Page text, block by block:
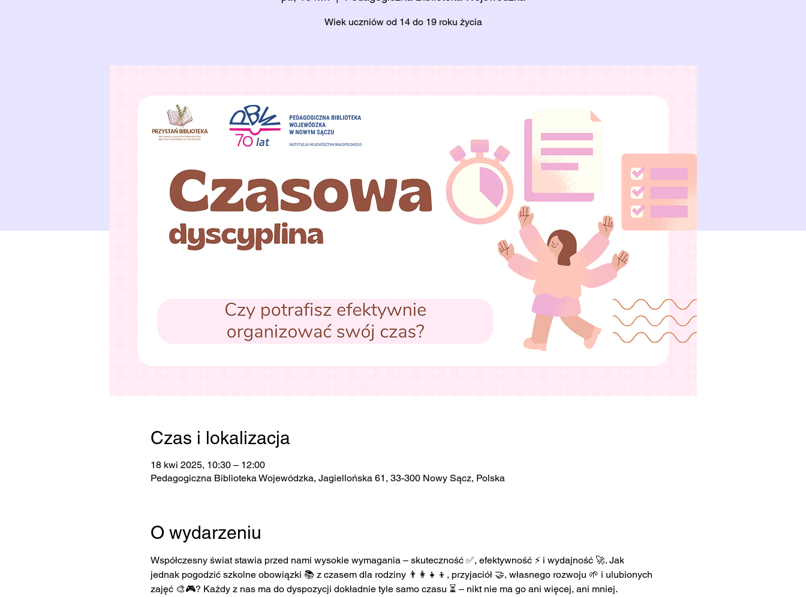
Wiek uczniów od 14 do 19 roku życia
Czas i lokalizacja
18 kwi 2025, 10:30 – 12:00
Pedagogiczna Biblioteka Wojewódzka, Jagiellońska 61, 33-300 Nowy Sącz, Polska
O wydarzeniu
Współczesny świat stawia przed nami wysokie wymagania – skuteczność ✅, efektywność ⚡ i wydajność 🚀. Jak
jednak pogodzić szkolne obowiązki 📚 z czasem dla rodziny 👨‍👩‍👧‍👦, przyjaciół 🤝, własnego rozwoju 🌱 i ulubionych
zajęć 🎨🎮? Każdy z nas ma do dyspozycji dokładnie tyle samo czasu ⏳ – nikt nie ma go ani więcej, ani mniej.